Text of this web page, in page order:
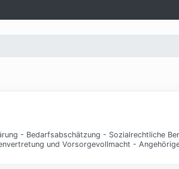
- Bedarfsabschätzung - Sozialrechtliche
und Vorsorgevollmacht -